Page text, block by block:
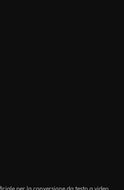
per la conversione da testo a video